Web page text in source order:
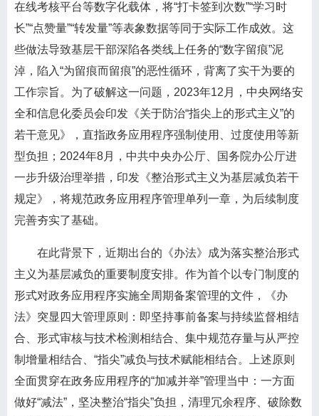
在线考核平台等数字化载体，将“打卡签到次数”“学习时
长”“点赞量”“转发量”等表象数据等同于实际工作成效。这
些做法导致基层干部深陷各类线上任务的“数字留痕”泥
淖，陷入“为留痕而留痕”的恶性循环，背离了实干为要的
工作宗旨。为了破解这一问题，2023年12月，中央网络安
全和信息化委员会印发《关于防治“指尖上的形式主义”的
若干意见》，直指政务应用程序强制使用、过度使用等新
型负担；2024年8月，中共中央办公厅、国务院办公厅进
一步升级治理举措，印发《整治形式主义为基层减负若干
规定》，将规范政务应用程序管理单列一章，为后续制度
完善夯实了基础。
在此背景下，近期出台的《办法》成为落实整治形式
主义为基层减负的重要制度安排。作为首个以专门制度的
形式对政务应用程序实施全周期备案管理的文件，《办
法》突显四大管理原则：即坚持事前备案与持续监督相结
合、形式审核与技术检测相结合、集中规范存量与从严控
制增量相结合、“指尖”减负与技术赋能相结合。上述原则
全面贯穿在政务应用程序的“加减并举”管理当中：一方面
做好“减法”，坚决整治“指尖”负担，清理冗余程序、破除数